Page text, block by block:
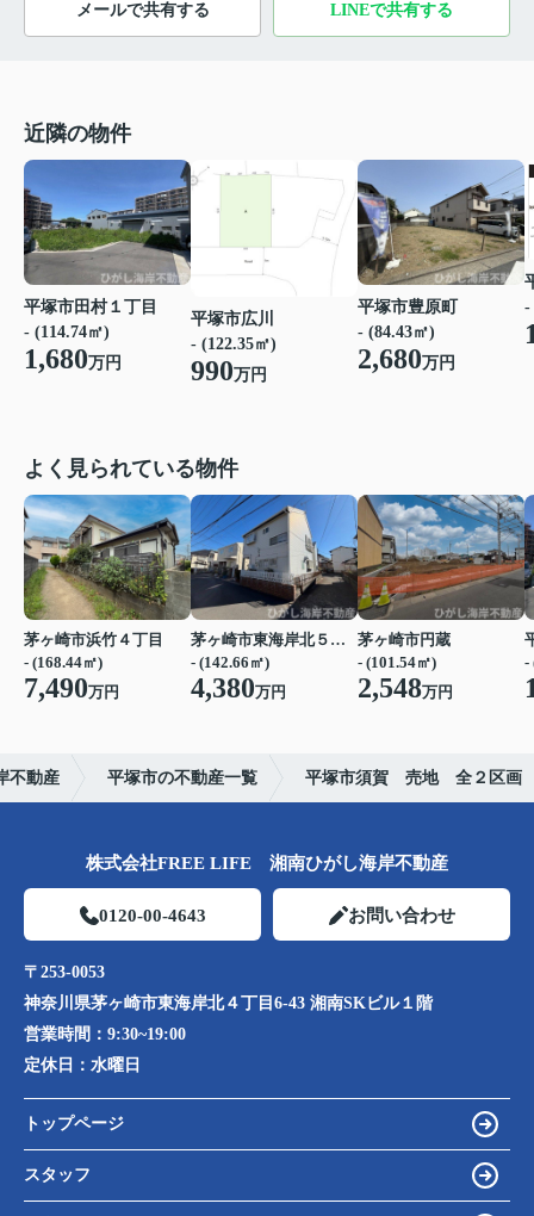
メールで共有する LINEで共有する
近隣の物件
平塚市田村１丁目
- (114.74㎡)
1,680万円
平塚市広川
- (122.35㎡)
990万円
平塚市豊原町
- (84.43㎡)
2,680万円
-
よく見られている物件
茅ヶ崎市浜竹４丁目
- (168.44㎡)
7,490万円
茅ヶ崎市東海岸北５丁目
- (142.66㎡)
4,380万円
茅ヶ崎市円蔵
- (101.54㎡)
2,548万円
-
不動産 平塚市の不動産一覧 平塚市須賀 売地 全２区画
株式会社FREE LIFE 湘南ひがし海岸不動産
0120-00-4643 お問い合わせ
〒253-0053
神奈川県茅ヶ崎市東海岸北４丁目6-43 湘南SKビル１階
営業時間： 9:30~19:00
定休日： 水曜日
トップページ
スタッフ